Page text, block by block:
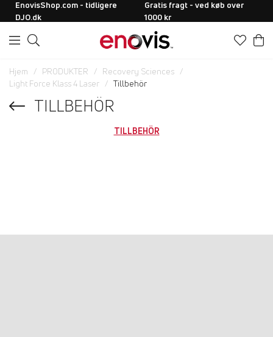
EnovisShop.com - tidligere
DJO.dk
Gratis fragt - ved køb over
1000 kr
Hjem PRODUKTER
Recovery Sciences
Light Force Klass 4 Laser
Tillbehör
TILLBEHÖR
TILLBEHÖR